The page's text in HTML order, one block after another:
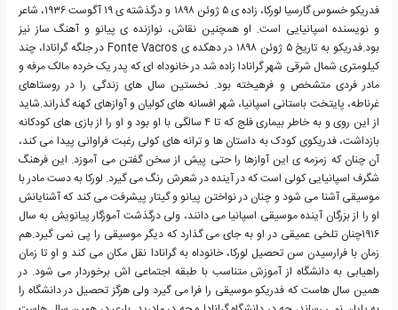
فدریکو خسوس گارسیا لورکا، زاده ی ۵ ژوئن ۱۸۹۸ و درگذشته ی ۱۹ آگوست ۱۹۳۶، شاعر
و نویسنده اسپانیایی است. او همچنین نقاش، نوازنده ی پیانو و آهنگ ساز نیز
بود.فدریکو به تاریخ ۵ ژوئن ۱۸۹۸ در دهکده ی Fonte Vacros در جلگه گرانادا، چند
کیلومتری شمال شرقی شهر گرانادا زاده شد در خانوداه ای که پدر یک خرده مالک مرفه و
مادر فردی متشخص و فرهیخته بود. نخستین سال های زندگی را در روستاهای
غرناطه، پایتخت باستانی اسپانیا، شهر افسانه های کولیان و آوازهای کهنه گذراند.شاید
از این روی و به خاطر بیماری فلج که تا ۴ سالگی با او بود و او را از بازی های کودکانه
بازداشت، فدریکوی کودک به داستان ها و ترانه های کولی رغبت فراوانی پیدا می کند،
آن چنان که زمزمه ی این آوازها را حتی پیش از سخن گفتن می آموزد. این فرهنگ
شگرف اسپانیایی کولی است که در آینده در شعرش رنگ می گیرد. لورکا به دست مادر با
موسیقی آشنا می شود و چنان در نواختن پیانو و گیتار پیشرفت می کند که آشنایانش
او را از بزرگان آینده موسیقی اسپانیا می دانند، ولی درگذشت آموزگار پیانویش به سال
۱۹۱۶چنان تلخی عمیقی در او به جای می گذارد که دیگر موسیقی را پی نمی گیرد.هم
زمان با فرارسیدن سن تحصیل لورکا، خانوداه به گرانادا نقل مکان می کند و او تا زمان
راهیابی به دانشگاه از آموزش متناسب با طبقه اجتماعی اش برخوردار می شود. در
همین سال هاست که فدریکو موسیقی را فرا می گیرد ولی هرگز تحصیل در دانشگاه را